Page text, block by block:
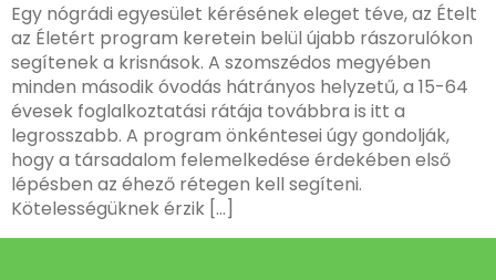
Egy nógrádi egyesület kérésének eleget téve, az Ételt
az Életért program keretein belül újabb rászorulókon
segítenek a krisnások. A szomszédos megyében
minden második óvodás hátrányos helyzetű, a 15-64
évesek foglalkoztatási rátája továbbra is itt a
legrosszabb. A program önkéntesei úgy gondolják,
hogy a társadalom felemelkedése érdekében első
lépésben az éhező rétegen kell segíteni.
Kötelességüknek érzik […]